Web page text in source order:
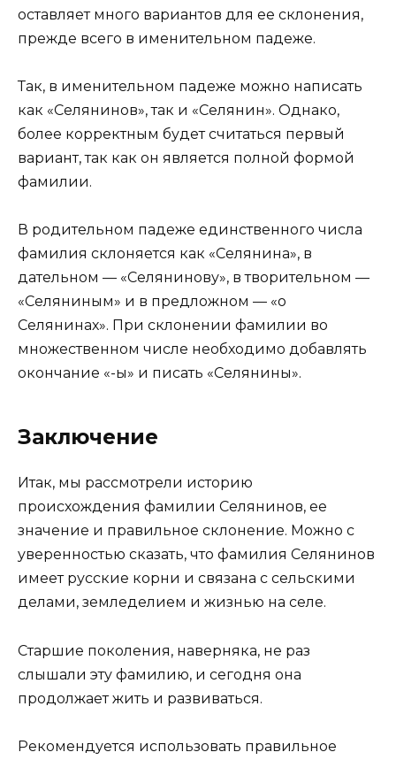
оставляет много вариантов для ее склонения,
прежде всего в именительном падеже.
Так, в именительном падеже можно написать
как «Селянинов», так и «Селянин». Однако,
более корректным будет считаться первый
вариант, так как он является полной формой
фамилии.
В родительном падеже единственного числа
фамилия склоняется как «Селянина», в
дательном — «Селянинову», в творительном —
«Селяниным» и в предложном — «о
Селянинах». При склонении фамилии во
множественном числе необходимо добавлять
окончание «-ы» и писать «Селянины».
Заключение
Итак, мы рассмотрели историю
происхождения фамилии Селянинов, ее
значение и правильное склонение. Можно с
уверенностью сказать, что фамилия Селянинов
имеет русские корни и связана с сельскими
делами, земледелием и жизнью на селе.
Старшие поколения, наверняка, не раз
слышали эту фамилию, и сегодня она
продолжает жить и развиваться.
Рекомендуется использовать правильное